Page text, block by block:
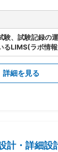
験、試験記録の
るLIMS(ラボ情
タインテグリテ
運用ヒアリング
質保証担当と対
詳細を見る
計・詳細設